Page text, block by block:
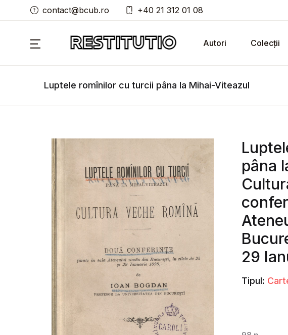
contact@bcub.ro +40 21 312 01 08
Autori Colecții
Luptele romînilor cu turcii pâna la Mihai-Viteazul
pâna
29
Tipul: